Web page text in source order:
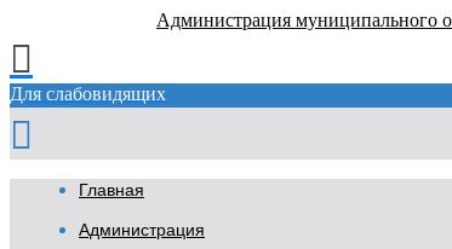
Администрация муниципального
Для слабовидящих
Главная
Администрация